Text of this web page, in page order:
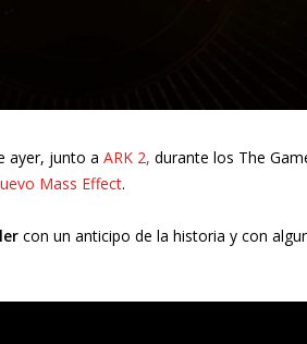
ayer, junto a ARK 2, durante los The
Mass Effect.
con un anticipo de la historia y con